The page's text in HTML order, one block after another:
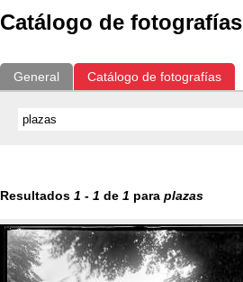
Catálogo de fotografías
General Catálogo de fotografías
Resultados 1 - 1 de 1 para plazas